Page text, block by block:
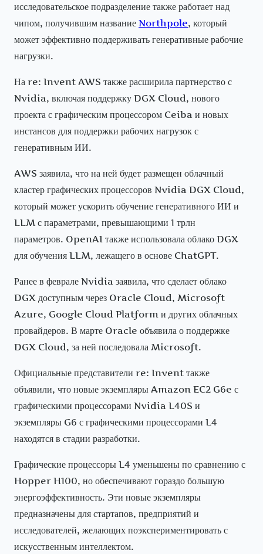
исследовательское подразделение также работает над
чипом, получившим название Northpole, который
может эффективно поддерживать генеративные рабочие
нагрузки.
На re: Invent AWS также расширила партнерство с
Nvidia, включая поддержку DGX Cloud, нового
проекта с графическим процессором Ceiba и новых
инстансов для поддержки рабочих нагрузок с
генеративным ИИ.
AWS заявила, что на ней будет размещен облачный
кластер графических процессоров Nvidia DGX Cloud,
который может ускорить обучение генеративного ИИ и
LLM с параметрами, превышающими 1 трлн
параметров. OpenAI также использовала облако DGX
для обучения LLM, лежащего в основе ChatGPT.
Ранее в феврале Nvidia заявила, что сделает облако
DGX доступным через Oracle Cloud, Microsoft
Azure, Google Cloud Platform и других облачных
провайдеров. В марте Oracle объявила о поддержке
DGX Cloud, за ней последовала Microsoft.
Официальные представители re: Invent также
объявили, что новые экземпляры Amazon EC2 G6e с
графическими процессорами Nvidia L40S и
экземпляры G6 с графическими процессорами L4
находятся в стадии разработки.
Графические процессоры L4 уменьшены по сравнению с
Hopper H100, но обеспечивают гораздо большую
энергоэффективность. Эти новые экземпляры
предназначены для стартапов, предприятий и
исследователей, желающих поэкспериментировать с
искусственным интеллектом.